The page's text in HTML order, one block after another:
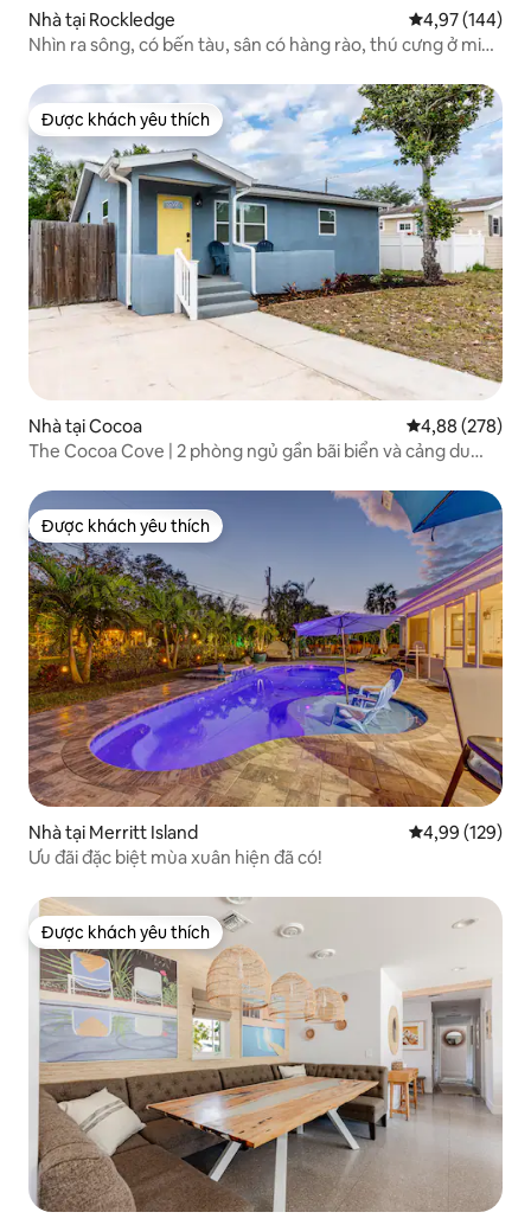
Nhà tại Rockledge Xếp hạng
4,97 (144)
Nhìn ra sông, có bến tàu, sân có hàng rào, thú cưng ở miễn
Được khách yêu thích
Được khách yêu thích
Nhà tại Cocoa Xếp hạng
4,88 (278)
The Cocoa Cove | 2 phòng ngủ gần bãi biển và cảng du
Được khách yêu thích
Được khách yêu thích
Nhà tại Merritt Island Xếp hạng
4,99 (129)
Ưu đãi đặc biệt mùa xuân hiện đã có!
Được khách yêu thích
Được khách yêu thích